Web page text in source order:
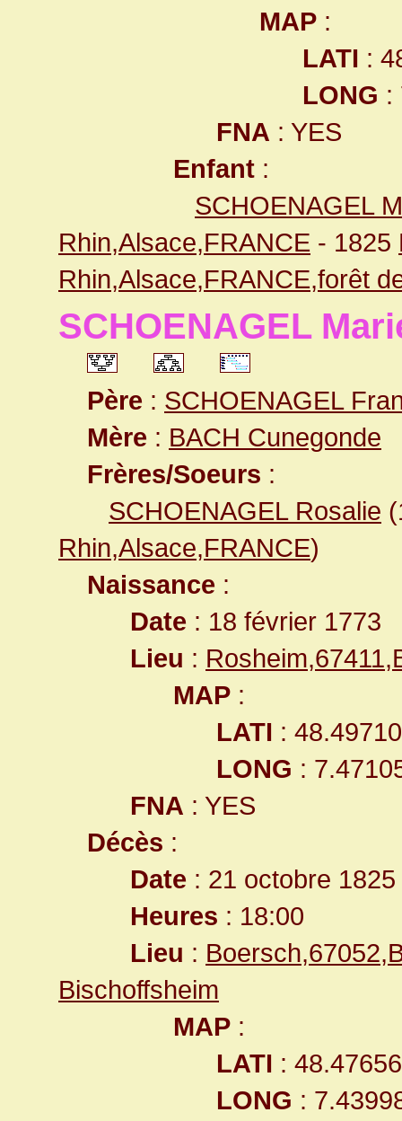
MAP :
LATI :
LONG :
FNA : YES
Enfant :
SCHOENAGEL
Rhin,Alsace,FRANCE - 1825
Rhin,Alsace,FRANCE,forêt
SCHOENAGEL
Père : SCHOENAGEL
Mère : BACH Cunegonde
Frères/Soeurs :
SCHOENAGEL Rosalie
Rhin,Alsace,FRANCE)
Naissance :
Date : 18 février 1773
Lieu :
MAP :
LATI :
LONG :
FNA : YES
Décès :
Date : 21 octobre 1825
Heures : 18:00
Lieu :
Bischoffsheim
MAP :
LATI :
LONG :